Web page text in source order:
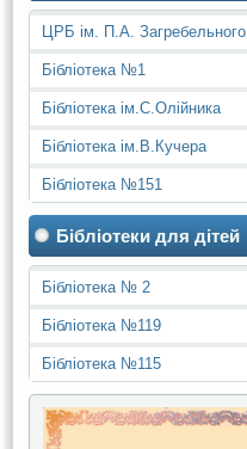
ЦРБ ім. П.А. Загребельного
Бібліотека №1
Бібліотека ім.С.Олійника
Бібліотека ім.В.Кучера
Бібліотека №151
Бібліотеки для дітей
Бібліотека № 2
Бібліотека №119
Бібліотека №115